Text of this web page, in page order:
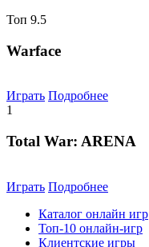
Топ 9.5
Warface
Играть Подробнее
1
Total War: ARENA
Играть Подробнее
Каталог онлайн игр
Топ-10 онлайн-игр
Клиентские игры